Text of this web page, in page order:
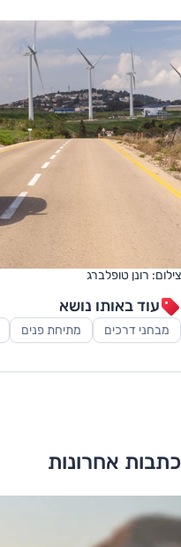
צילום: רונן טופלברג
עוד באותו נושא
מבחני דרכים מתיחת פנים
כתבות אחרונות